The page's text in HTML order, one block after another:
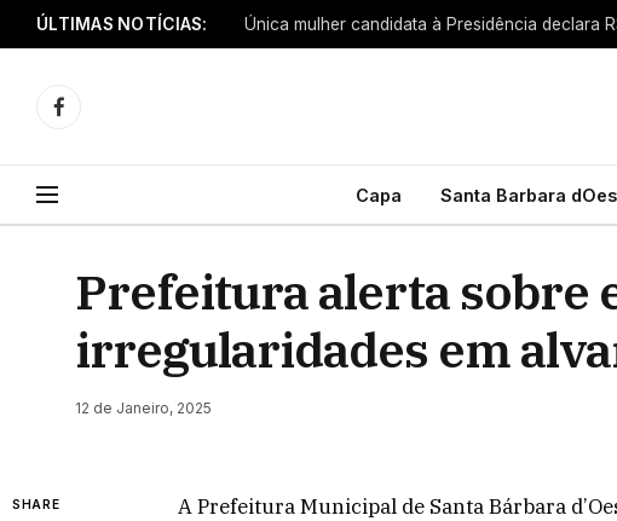
ÚLTIMAS NOTÍCIAS: Única mulher candidata à Presidência declara
Facebook
Capa Santa Barbara
Prefeitura alerta sobre
irregularidades em
12 de Janeiro, 2025
SHARE
A Prefeitura Municipal de Santa Bárbara